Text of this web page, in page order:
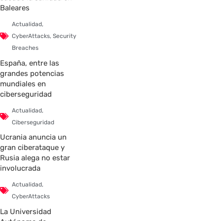
Baleares
Actualidad,
CyberAttacks,Security
Breaches
España, entre las
grandes potencias
mundiales en
ciberseguridad
Actualidad,
Ciberseguridad
Ucrania anuncia un
gran ciberataque y
Rusia alega no estar
involucrada
Actualidad,
CyberAttacks
La Universidad